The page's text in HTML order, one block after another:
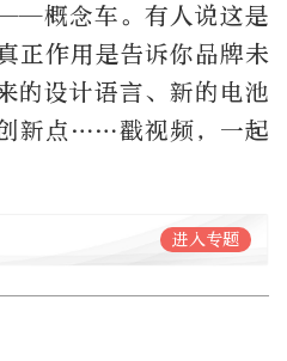
概念车。有人说这是
正作用是告诉你品牌未
的设计语言、新的电池
新点……戳视频，一起
进入专题